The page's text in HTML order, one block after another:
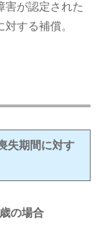
害が認定された
する補償。
失期間に対す
の場合